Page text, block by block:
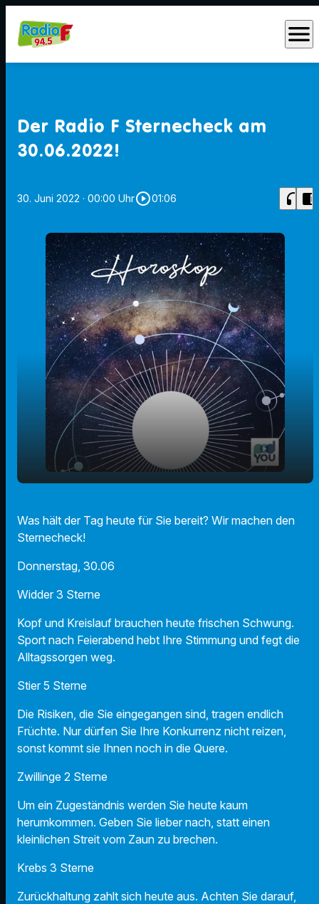
menu
Der Radio F Sternecheck am
30.06.2022!
30. Juni 2022 · 00:00 Uhrplay_circle_outline01:06 headphones chrome_reader_mode
play_arrow
00:00
Was hält der Tag heute für Sie bereit? Wir machen den
Sternecheck!
Donnerstag, 30.06
Widder 3 Sterne
Kopf und Kreislauf brauchen heute frischen Schwung.
Sport nach Feierabend hebt Ihre Stimmung und fegt die
Alltagssorgen weg.
Stier 5 Sterne
Die Risiken, die Sie eingegangen sind, tragen endlich
Früchte. Nur dürfen Sie Ihre Konkurrenz nicht reizen,
sonst kommt sie Ihnen noch in die Quere.
Zwillinge 2 Sterne
Um ein Zugeständnis werden Sie heute kaum
herumkommen. Geben Sie lieber nach, statt einen
kleinlichen Streit vom Zaun zu brechen.
Krebs 3 Sterne
Zurückhaltung zahlt sich heute aus. Achten Sie darauf,